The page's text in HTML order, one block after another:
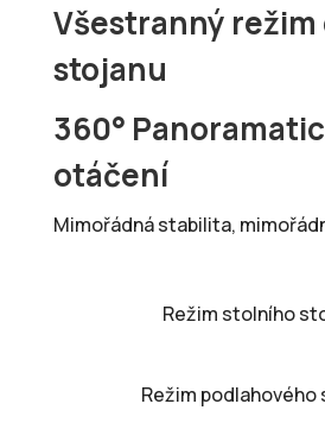
Všestranný
stojanu
360°
otáčení
Mimořádná stabilita,
Režim stolního
Režim podlahového